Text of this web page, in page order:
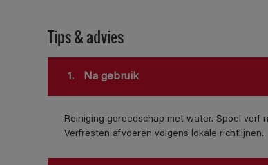
Tips & advies
1. Na gebruik
Reiniging gereedschap met water. Spoel
Verfresten afvoeren volgens lokale richtlijnen.